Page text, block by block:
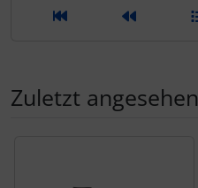
Zuletzt angesehen
SARTO